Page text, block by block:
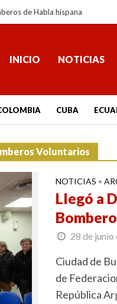
de Habla hispana
INICIO NOTICIAS
CUBA
Voluntarios
NOTICIAS •
Llegó a
28 de junio
Ciudad de
de
República